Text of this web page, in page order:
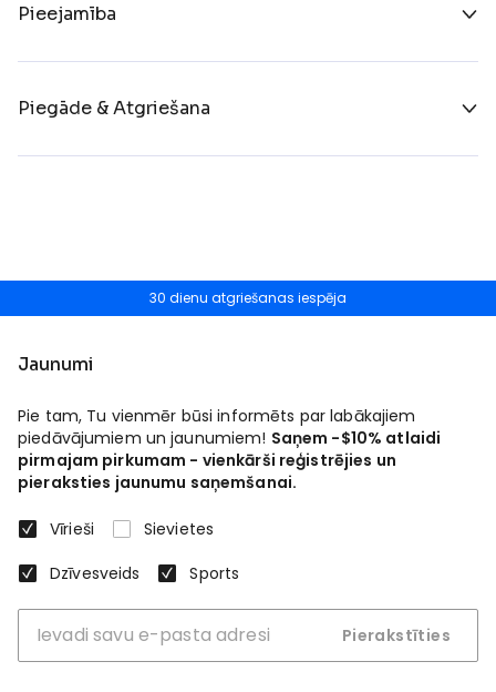
Pieejamība
Piegāde & Atgriešana
30 dienu atgriešanas iespēja
Jaunumi
Pie tam, Tu vienmēr būsi informēts par labākajiem
piedāvājumiem un jaunumiem! Saņem -$10% atlaidi
pirmajam pirkumam - vienkārši reģistrējies un
pieraksties jaunumu saņemšanai.
Vīrieši
Sievietes
Dzīvesveids
Sports
Pierakstīties